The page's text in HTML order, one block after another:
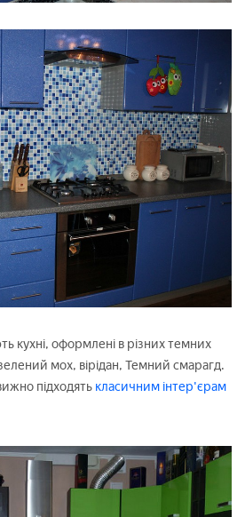
кухні, оформлені в різних темних
мох, вірідан, Темний смарагд.
підходять класичним інтер'єрам